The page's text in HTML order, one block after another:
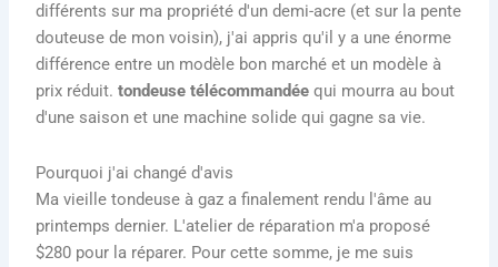
différents sur ma propriété d'un demi-acre (et sur la pente
douteuse de mon voisin), j'ai appris qu'il y a une énorme
différence entre un modèle bon marché et un modèle à
prix réduit.tondeuse télécommandée qui mourra au bout
d'une saison et une machine solide qui gagne sa vie.
Pourquoi j'ai changé d'avis
Ma vieille tondeuse à gaz a finalement rendu l'âme au
printemps dernier. L'atelier de réparation m'a proposé
$280 pour la réparer. Pour cette somme, je me suis